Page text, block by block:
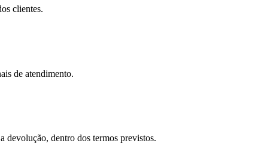
clientes.
de atendimento.
devolução, dentro dos termos previstos.